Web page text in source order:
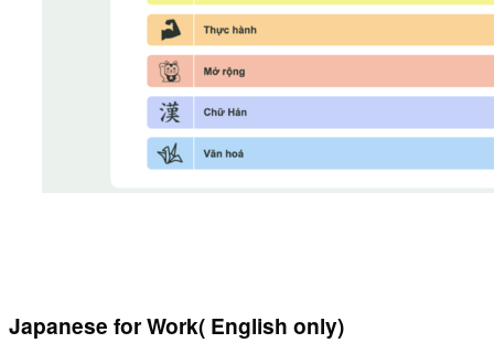
Japanese for Work( English only)